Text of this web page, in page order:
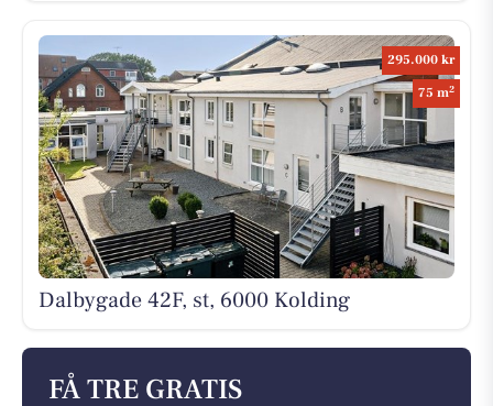
295.000 kr
75 m2
Dalbygade 42F, st, 6000 Kolding
FÅ TRE GRATIS